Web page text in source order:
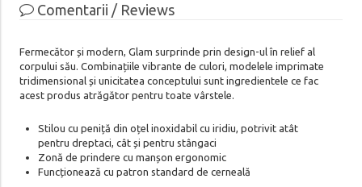
Comentarii / Reviews
Fermecător și modern, Glam surprinde prin design-ul în relief al
corpului său. Combinațiile vibrante de culori, modelele imprimate
tridimensional și unicitatea conceptului sunt ingredientele ce fac
acest produs atrăgător pentru toate vârstele.
Stilou cu peniță din oțel inoxidabil cu iridiu, potrivit atât
pentru dreptaci, cât și pentru stângaci
Zonă de prindere cu manșon ergonomic
Funcționează cu patron standard de cerneală